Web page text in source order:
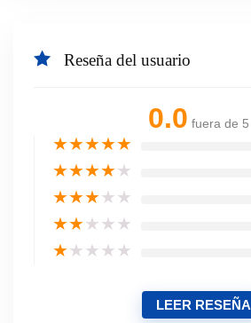
Reseña del usuario
0.0 fuera de 5
★★★★★
★★★★★
★★★★★
★★★★★
★★★★★
LEER RESEÑA